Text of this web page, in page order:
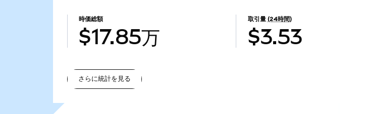
時価総額
$17.85万
取引量 (24時間)
$3.53
さらに統計を見る